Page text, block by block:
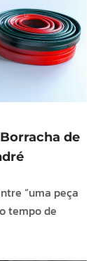
de
“uma peça
tempo de